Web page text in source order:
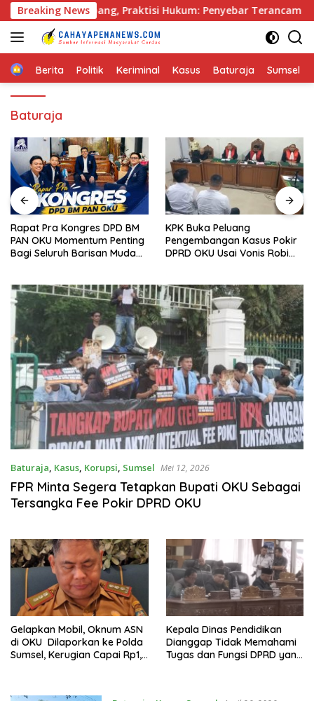
Langsung
ke
konten
Breaking News
di Palembang, Praktisi Hukum: Penyebar Terancam Pidana
HomeBerita Politik Keriminal Kasus Baturaja Sumsel
Baturaja
Rapat Pra Kongres DPD BM
PAN OKU Momentum Penting
Bagi Seluruh Barisan Muda
KPK Buka Peluang
Pengembangan Kasus Pokir
DPRD OKU Usai Vonis Robi
Baturaja, Kasus, Korupsi, Sumsel Mei 12, 2026
FPR Minta Segera Tetapkan Bupati OKU Sebagai
Tersangka Fee Pokir DPRD OKU
Gelapkan Mobil, Oknum ASN
di OKU Dilaporkan ke Polda
Sumsel, Kerugian Capai Rp1,2
Kepala Dinas Pendidikan
Dianggap Tidak Memahami
Tugas dan Fungsi DPRD yang